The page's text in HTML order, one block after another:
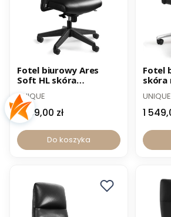
-12% z kodem PROMO12
Fotel biurowy Ares
Soft HL skóra
UNIQUE
1 299,00 zł
Do koszyka
-
Fotel
skóra
UNIQUE
1